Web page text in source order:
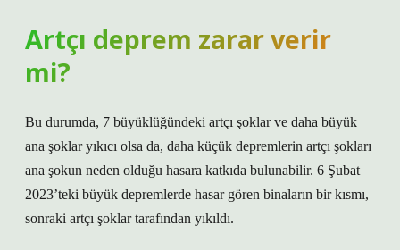
Artçı deprem zarar verir
mi?
Bu durumda, 7 büyüklüğündeki artçı şoklar ve daha büyük
ana şoklar yıkıcı olsa da, daha küçük depremlerin artçı şokları
ana şokun neden olduğu hasara katkıda bulunabilir. 6 Şubat
2023’teki büyük depremlerde hasar gören binaların bir kısmı,
sonraki artçı şoklar tarafından yıkıldı.